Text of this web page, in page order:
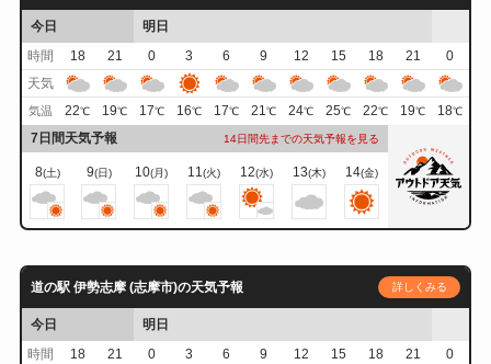
今日
明日
時間
18 21 0 3 6 9 12 15 18 21
0
天気
気温 22℃ 19℃ 17℃ 16℃ 17℃ 21℃ 24℃ 25℃ 22℃ 19℃ 18℃
7日間天気予報 14日間先までの天気予報を見る
8(土) 9(日) 10(月) 11(火) 12(水) 13(木) 14(金)
道の駅 伊勢志摩 (志摩市)の天気予報 詳しくみる
今日
明日
時間
18 21 0 3 6 9 12 15 18 21
0